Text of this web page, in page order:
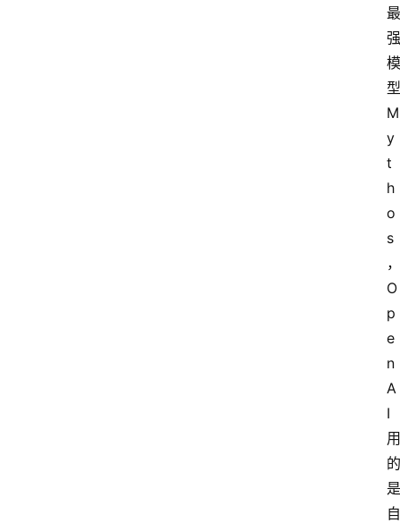
最
强
模
型
M
y
t
h
o
s
，
O
p
e
n
A
I
用
的
是
自